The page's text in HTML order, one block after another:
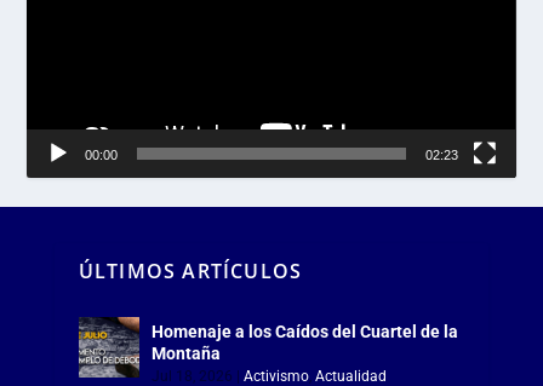
00:00 02:23
ÚLTIMOS ARTÍCULOS
Homenaje a los Caídos del Cuartel de la
Montaña
Jul 18, 2026 | Activismo, Actualidad